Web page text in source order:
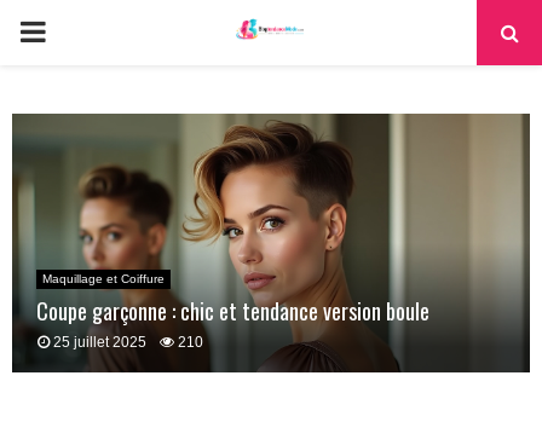
PRIMARY
Maquillage et Coiffure
Coupe garçonne : chic et tendance version boule
25 juillet 2025 210